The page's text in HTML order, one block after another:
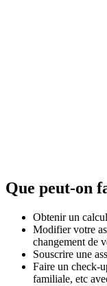
Que peut-on
Obtenir un
Modifier votre
changement de
Souscrire une
Faire un check-
familiale, etc